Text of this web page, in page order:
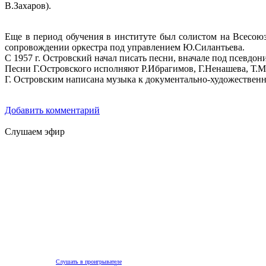
В.Захаров).
Еще в период обучения в институте был солистом на
сопровождении оркестра под управлением Ю.Силантьева.
С 1957 г. Островский начал писать песни, вначале под
Песни Г.Островского исполняют Р.Ибрагимов, Г.Ненашева,
Г. Островским написана музыка к документально-
Добавить комментарий
Слушаем эфир
Слушать в проигрывателе